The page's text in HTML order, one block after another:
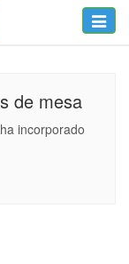
Toggle
de mesa
incorporado